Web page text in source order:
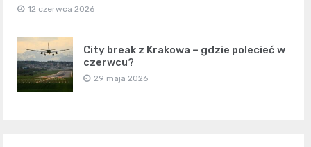
12 czerwca 2026
City break z Krakowa – gdzie polecieć w
czerwcu?
29 maja 2026